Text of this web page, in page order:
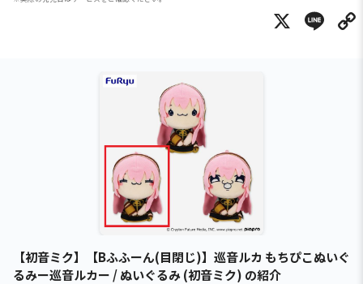
ね
X
【初音ミク】【Bふふーん(目閉じ)】巡音ルカ もちぴこぬいぐ
るみー巡音ルカー / ぬいぐるみ (初音ミク) の紹介